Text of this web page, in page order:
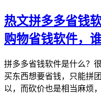
热文拼多多省钱
购物省钱软件，
拼多多省钱软件是什么？
买东西想要省钱，只能拼
以，而砍价也是相当麻烦